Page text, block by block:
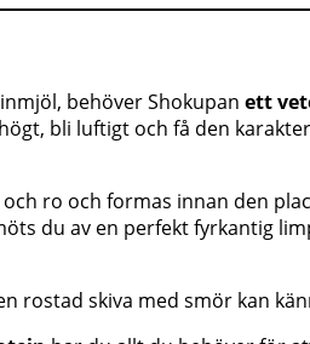
behöver Shokupan ett
bli luftigt och få den
ro och formas innan den
du av en perfekt fyrkantig
rostad skiva med smör kan